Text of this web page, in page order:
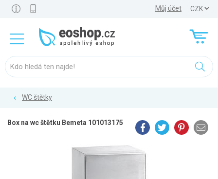
Můj účet
WC štětky
Box na wc štětku Bemeta 101013175